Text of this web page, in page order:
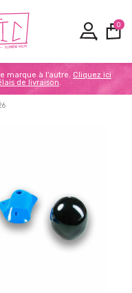
0
marque à l'autre. Cliquez ici
de livraison.